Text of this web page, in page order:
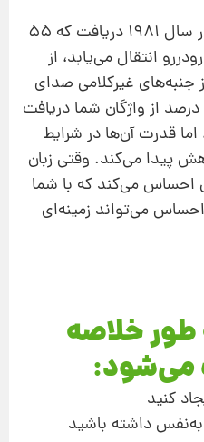
روانشناسی در مطالعه خود در سال 1981 دریافت که 55
انتقال می‌یابد، از
38 درصد از جنبه‌های غیرکلامی صدای
شما (مثل تُن صدا) و تنها 7 درصد از واژگان شما دریافت
قدرت آن‌ها در شرایط
پیدا می‌کند. وقتی زبان
احساس می‌کند که با شما
احساس می‌تواند زمینه‌ای
خلاصه
می‌شود:
کنید
داشته باشید